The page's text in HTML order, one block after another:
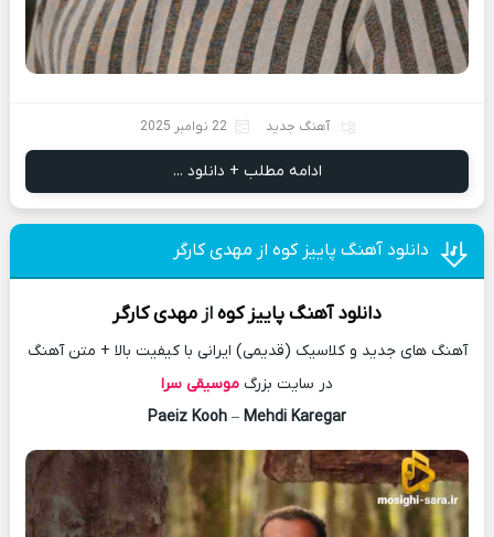
آهنگ جدید 22 نوامبر 2025
ادامه مطلب + دانلود ...
دانلود آهنگ پاییز کوه از مهدی کارگر
دانلود آهنگپاییز کوهازمهدی کارگر
آهنگ های جدید و کلاسیک (قدیمی) ایرانی با کیفیت بالا + متن آهنگ
در سایت بزرگ موسیقی سرا
Paeiz Kooh – Mehdi Karegar